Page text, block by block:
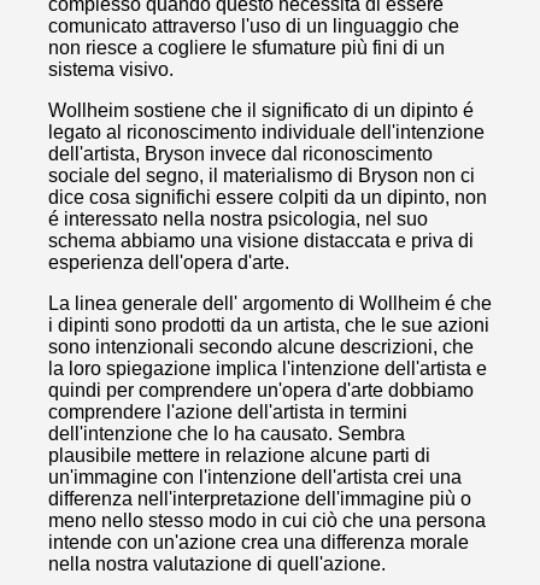
comunicato attraverso l'uso di un linguaggio che
non riesce a cogliere le sfumature più fini di un
sistema visivo.
Wollheim sostiene che il significato di un dipinto é
legato al riconoscimento individuale dell'intenzione
dell'artista, Bryson invece dal riconoscimento
sociale del segno, il materialismo di Bryson non ci
dice cosa significhi essere colpiti da un dipinto, non
é interessato nella nostra psicologia, nel suo
schema abbiamo una visione distaccata e priva di
esperienza dell'opera d'arte.
La linea generale dell' argomento di Wollheim é che
i dipinti sono prodotti da un artista, che le sue azioni
sono intenzionali secondo alcune descrizioni, che
la loro spiegazione implica l'intenzione dell'artista e
quindi per comprendere un'opera d'arte dobbiamo
comprendere l'azione dell'artista in termini
dell'intenzione che lo ha causato. Sembra
plausibile mettere in relazione alcune parti di
un'immagine con l'intenzione dell'artista crei una
differenza nell'interpretazione dell'immagine più o
meno nello stesso modo in cui ciò che una persona
intende con un'azione crea una differenza morale
nella nostra valutazione di quell'azione.